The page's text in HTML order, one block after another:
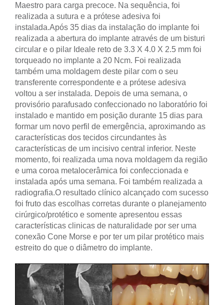
Maestro para carga precoce. Na sequência, foi
realizada a sutura e a prótese adesiva foi
instalada.Após 35 dias da instalação do implante foi
realizada a abertura do implante através de um bisturi
circular e o pilar Ideale reto de 3.3 X 4.0 X 2.5 mm foi
torqueado no implante a 20 Ncm. Foi realizada
também uma moldagem deste pilar com o seu
transferente correspondente e a prótese adesiva
voltou a ser instalada. Depois de uma semana, o
provisório parafusado confeccionado no laboratório foi
instalado e mantido em posição durante 15 dias para
formar um novo perfil de emergência, aproximando as
características dos tecidos circundantes às
características de um incisivo central inferior. Neste
momento, foi realizada uma nova moldagem da região
e uma coroa metalocerâmica foi confeccionada e
instalada após uma semana. Foi também realizada a
radiografia.O resultado clínico alcançado com sucesso
foi fruto das escolhas corretas durante o planejamento
cirúrgico/protético e somente apresentou essas
características clinicas de naturalidade por ser uma
conexão Cone Morse e por ter um pilar protético mais
estreito do que o diâmetro do implante.